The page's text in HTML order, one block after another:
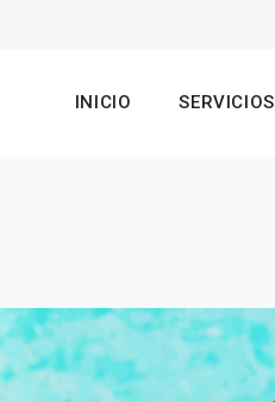
INICIO SERVICIOS